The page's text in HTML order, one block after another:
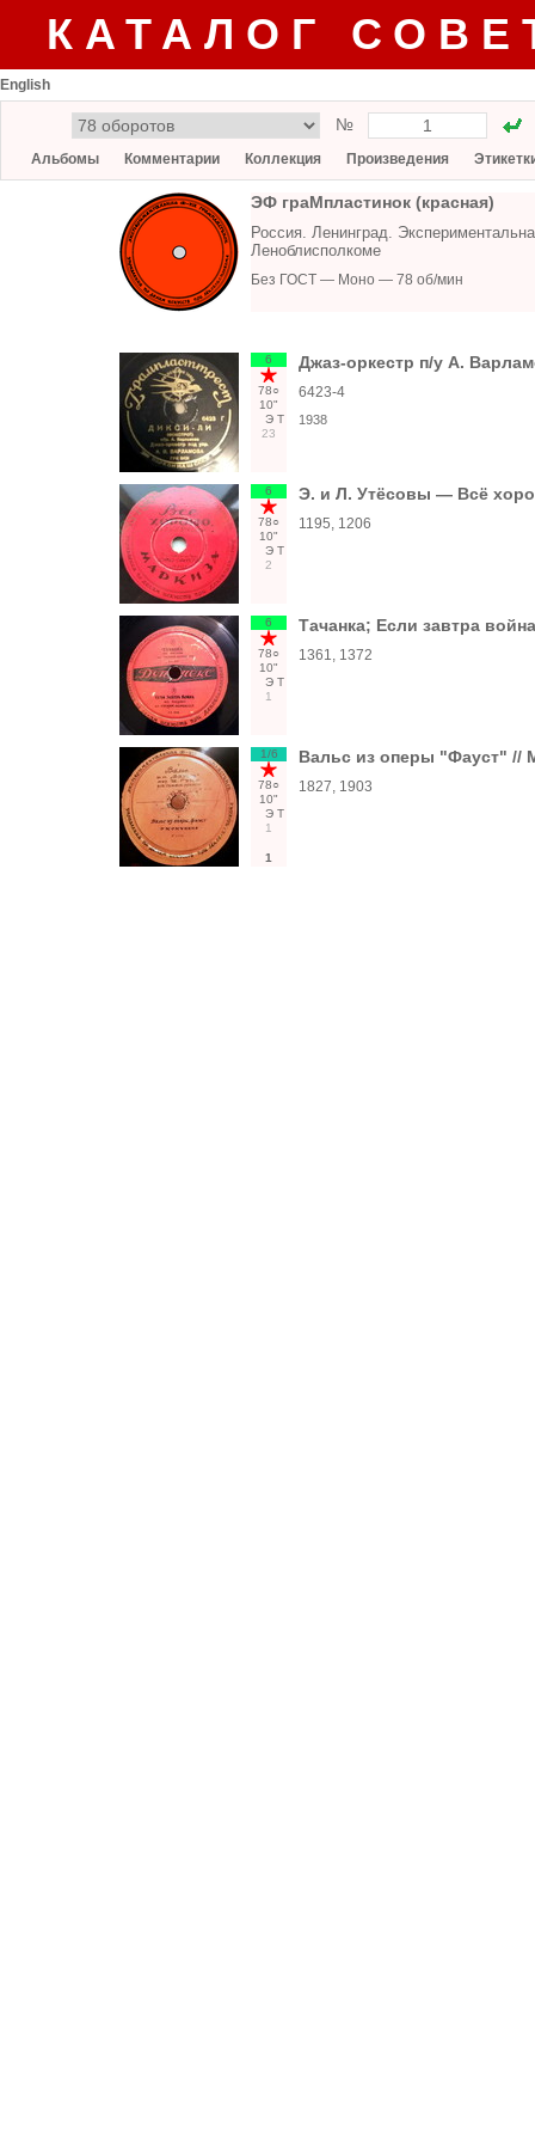
КАТАЛОГ
English
№
Альбомы Комментарии Коллекция Произведения
ЭФ граМпластинок (красная)
Россия. Ленинград.
Леноблисполкоме
Без ГОСТ — Моно — 78 об/мин
6
78○
10"
Э Т
23
Джаз-оркестр п/у А.
6423-4
1938
6
78○
10"
Э Т
2
Э. и Л. Утёсовы — Всё
1195, 1206
6
78○
10"
Э Т
1
Тачанка; Если завтра
1361, 1372
1/6
78○
10"
Э Т
1
1
Вальс из оперы "Фауст" //
1827, 1903